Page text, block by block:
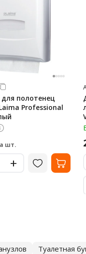
для полотенец
Professional
шт.
+
Туалетная